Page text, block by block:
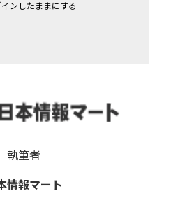
ンしたままにする
執筆者
情報マート